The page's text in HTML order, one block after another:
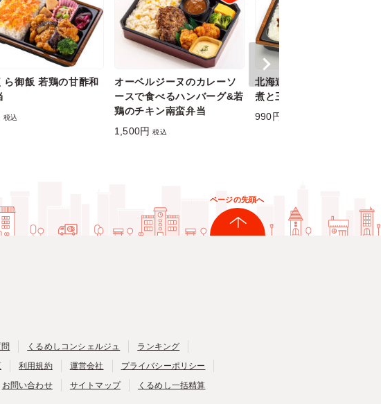
ら御飯 若鶏の甘酢和
税込
オーベルジーヌのカレーソ
ースで食べるハンバーグ&若
鶏のチキン南蛮弁当
1,500円税込
北海道産星空の黒牛しぐれ
煮と三元豚ひれかつ弁当
990円
ページの先頭へ
くるめしコンシェルジュ
ランキング
利用規約 運営会社
プライバシーポリシー
お問い合わせ サイトマップ くるめし一括精算